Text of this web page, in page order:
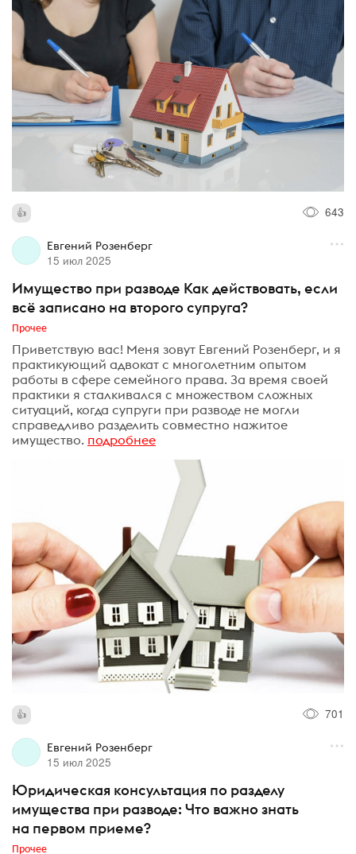
643
Евгений Розенберг
15 июл 2025
Имущество при разводе Как действовать, если
всё записано на второго супруга?
Прочее
Приветствую вас! Меня зовут Евгений Розенберг, и я
практикующий адвокат с многолетним опытом
работы в сфере семейного права. За время своей
практики я сталкивался с множеством сложных
ситуаций, когда супруги при разводе не могли
справедливо разделить совместно нажитое
имущество. подробнее
701
Евгений Розенберг
15 июл 2025
Юридическая консультация по разделу
имущества при разводе: Что важно знать
на первом приеме?
Прочее